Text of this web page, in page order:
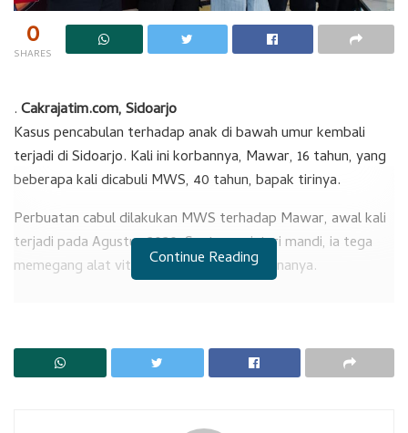
0
SHARES
.Cakrajatim.com, Sidoarjo
Kasus pencabulan terhadap anak di bawah umur kembali
terjadi di Sidoarjo. Kali ini korbannya, Mawar, 16 tahun, yang
beberapa kali dicabuli MWS, 40 tahun, bapak tirinya.
Perbuatan cabul dilakukan MWS terhadap Mawar, awal kali
terjadi pada Agustus 2020. Saat sang isteri mandi, ia tega
memegang alat vital korban dari luar busananya.
Perbuat Kapasitas Personil Hadapi Love Scamming
PDAM Sidoarjo Melakukan Pembiaran Terhadap Pelaku Dugaan
Continue Reading